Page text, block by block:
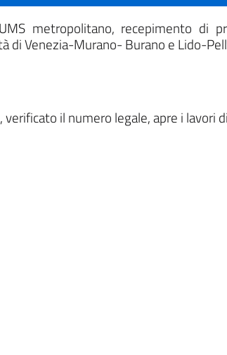
metropolitano, recepimento di
di Venezia-Murano- Burano e Lido-
il numero legale, apre i lavori